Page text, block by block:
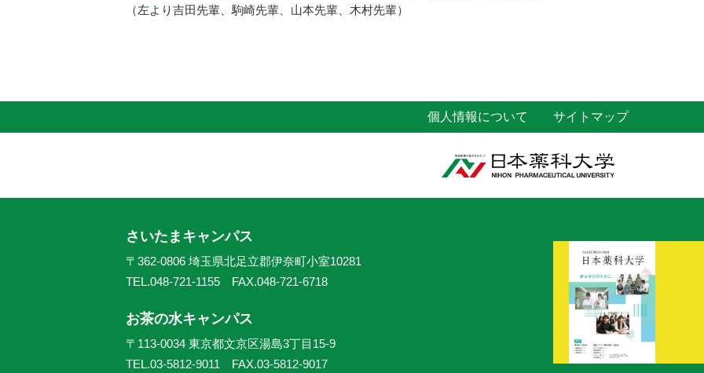
（左より吉田先輩、駒崎先輩、山本先輩、木村先輩）
個人情報について サイトマップ
さいたまキャンパス
〒362-0806 埼玉県北足立郡伊奈町小室10281
TEL.048-721-1155 FAX.048-721-6718
お茶の水キャンパス
〒113-0034 東京都文京区湯島3丁目15-9
TEL.03-5812-9011 FAX.03-5812-9017